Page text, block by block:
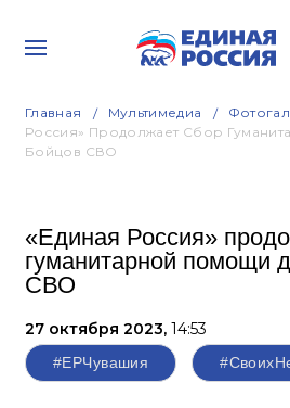
Главная Мультимедиа
Россия» Продолжает Сбор
Бойцов СВО
«Единая Россия»
гуманитарной помощи
СВО
27 октября 2023, 14:53
#ЕРЧувашия